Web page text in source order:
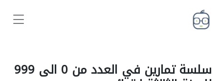
سلسة تمارين في العدد من 0 الى 999